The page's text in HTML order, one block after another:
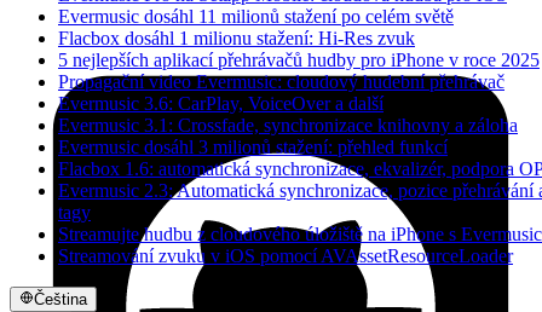
Evermusic dosáhl 11 milionů stažení po celém světě
Flacbox dosáhl 1 milionu stažení: Hi-Res zvuk
5 nejlepších aplikací přehrávačů hudby pro iPhone v roce 2025
Propagační video Evermusic: cloudový hudební přehrávač
Evermusic 3.6: CarPlay, VoiceOver a další
Evermusic 3.1: Crossfade, synchronizace knihovny a záloha
Evermusic dosáhl 3 milionů stažení: přehled funkcí
Flacbox 1.6: automatická synchronizace, ekvalizér, podpora
Evermusic 2.3: Automatická synchronizace, pozice přehrávání
tagy
Streamujte hudbu z cloudového úložiště na iPhone s Evermusic
Streamování zvuku v iOS pomocí AVAssetResourceLoader
Čeština